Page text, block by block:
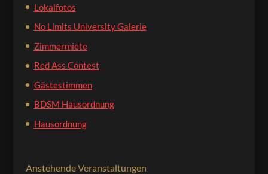
Lokalfotos
No Limits University Galerie
Zimmermiete
Red Ass Contest
Gästestimmen
BDSM Hausordnung
Hausordnung
Anstehende Veranstaltungen